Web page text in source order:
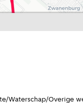
Waterschap/Overige